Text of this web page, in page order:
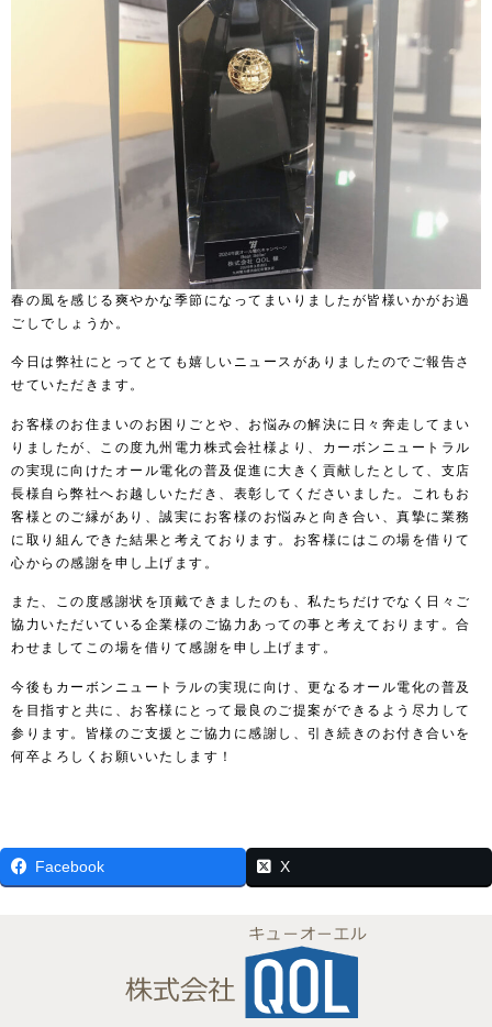
春の風を感じる爽やかな季節になってまいりましたが皆様いかがお過
ごしでしょうか。
今日は弊社にとってとても嬉しいニュースがありましたのでご報告さ
せていただきます。
お客様のお住まいのお困りごとや、お悩みの解決に 日々 奔走してまい
りましたが、この度九州電力株式会社様より、
カーボンニュートラル
の実現に向けたオール電化の普及促進に大きく貢献したとして、支店
長様自ら 弊社へ お越しいただき、表彰してくださいました。これもお
客様とのご縁があり、誠実にお客様のお悩みと向き合い、真摯に業務
に取り組んできた結果と考えております。お客様には この場を借りて
心からの感謝を 申し上げます。
また、この度感謝状を頂戴できましたのも、私たちだけでなく日々ご
協力いただいている企業様のご協力あっての事と考えております。合
わせましてこの場を借りて感謝を申し上げます。
今後もカーボンニュートラルの実現に向け、更なる オール電化の普及
を目指すと共に、お客様にとって最良のご提案ができるよう尽力して
参ります。皆様のご支援とご協力に感謝し、引き続きのお付き合いを
何卒よろしくお願いいたします！
Facebook X